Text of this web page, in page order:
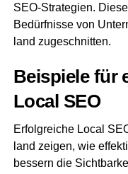
SEO-Stra­te­gien.
Bedürf­nis­se von
land zugeschnitten.
Bei­spie­le für
Local SEO
Erfolg­rei­che Local
land zei­gen, wie
bes­sern die